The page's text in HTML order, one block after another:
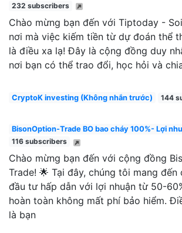
232 subscribers
Chào mừng bạn đến với Tiptoday -
nơi mà việc kiếm tiền từ dự đoán thể
là điều xa lạ! Đây là cộng đồng duy
nơi bạn có thể trao đổi, học hỏi và
CryptoK investing (Không nhắn trước) 144
BisonOption-Trade BO bao cháy 100%- Lợi
116 subscribers
Chào mừng bạn đến với cộng đồng
Trade! 🌟 Tại đây, chúng tôi mang đến
đầu tư hấp dẫn với lợi nhuận từ 50-
hoàn toàn không mất phí bảo hiểm.
là bạn